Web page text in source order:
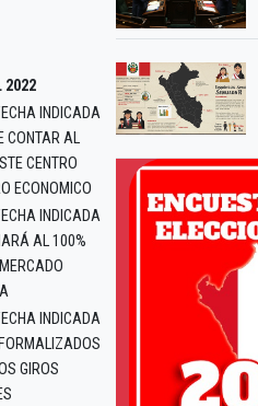
2022
INDICADA
CONTAR AL
CENTRO
ECONOMICO
INDICADA
AL 100%
INDICADA
GIROS